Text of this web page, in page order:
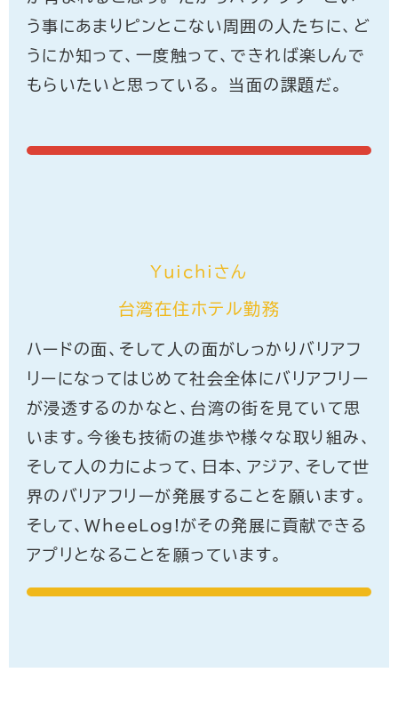
う事にあまりピンとこない周囲の人たちに、ど
うにか知って、一度触って、できれば楽しんで
もらいたいと思っている。 当面の課題だ。
Yuichiさん
台湾在住ホテル勤務
ハードの面、そして人の面がしっかりバリアフ
リーになってはじめて社会全体にバリアフリー
が浸透するのかなと、台湾の街を見ていて思
います。今後も技術の進歩や様々な取り組み、
そして人の力によって、日本、アジア、そして世
界のバリアフリーが発展することを願います。
そして、WheeLog!がその発展に貢献できる
アプリとなることを願っています。